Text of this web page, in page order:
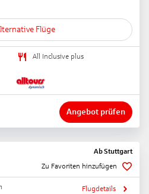
Flüge
All Inclusive plus
Angebot prüfen
AbStuttgart
Zu Favoriten hinzufügen
Flugdetails